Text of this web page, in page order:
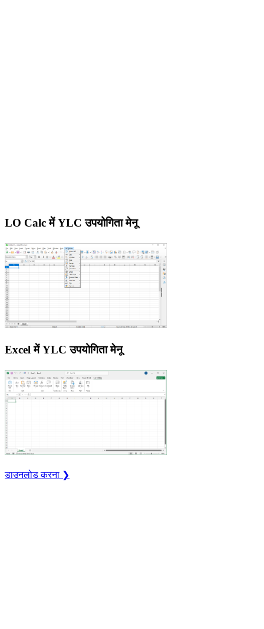
LO Calc में YLC उपयोगिता मेनू
Excel में YLC उपयोगिता मेनू
डाउनलोड करना ❯